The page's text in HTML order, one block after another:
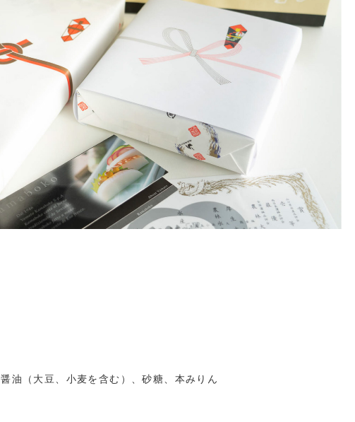
油（大豆、小麦を含む）、砂糖、本みりん